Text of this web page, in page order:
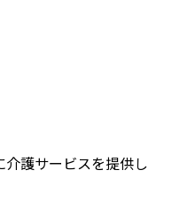
護サービスを提供し